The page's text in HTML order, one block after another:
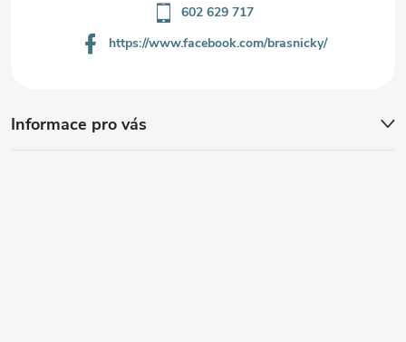
602 629 717
https://www.facebook.com/brasnicky/
Informace pro vás